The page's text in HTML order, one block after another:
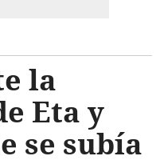
la
Eta y
se subía